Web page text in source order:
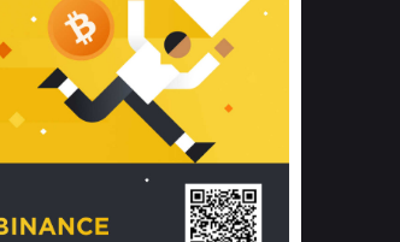
người tại Sleep Foundation (External
Link) để có cái nhìn toàn diện hơn.
2. Các tiêu chí vàng khi lựa chọn
chăn ga gối đệm cao cấp cho phòng
ngủ
Để sở hữu một bộ chăn ga gối đệm
cao cấp hoàn hảo cả về thẩm mỹ lẫn
công năng, người tiêu dùng cần cân
nhắc kỹ lưỡng các tiêu chí quan trọng